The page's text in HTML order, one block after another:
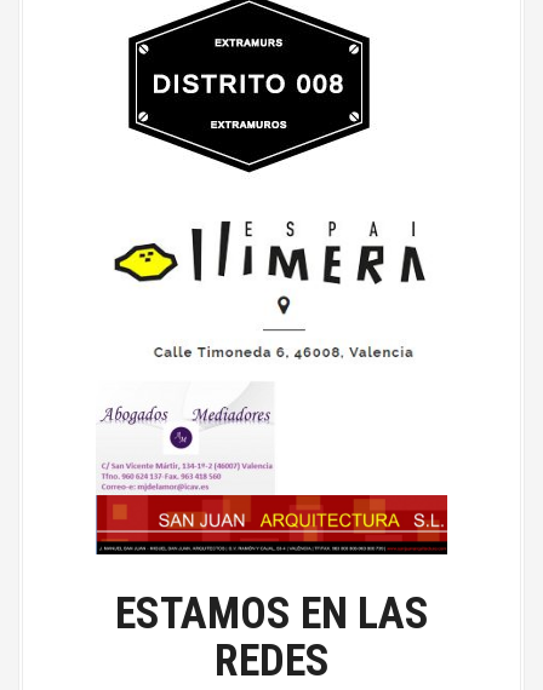
ESTAMOS EN LAS
REDES